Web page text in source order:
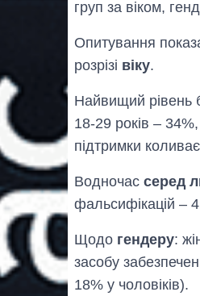
груп за віком,
Опитування
розрізі віку.
Найвищий рівень
18-29 років –
підтримки
Водночас серед
фальсифікацій –
Щодо гендеру:
засобу
18% у чоловіків).